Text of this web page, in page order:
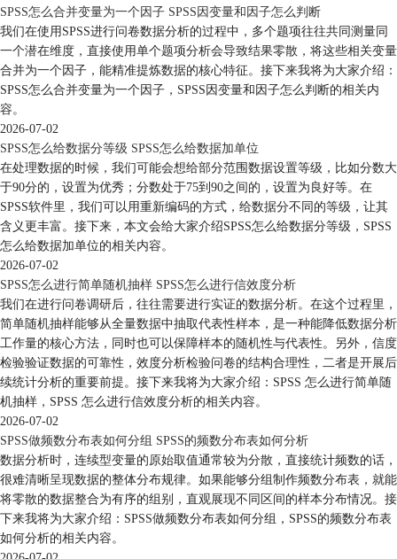
SPSS怎么合并变量为一个因子 SPSS因变量和因子怎么判断
我们在使用SPSS进行问卷数据分析的过程中，多个题项往往共同测量同
一个潜在维度，直接使用单个题项分析会导致结果零散，将这些相关变量
合并为一个因子，能精准提炼数据的核心特征。接下来我将为大家介绍：
SPSS怎么合并变量为一个因子，SPSS因变量和因子怎么判断的相关内
容。
2026-07-02
SPSS怎么给数据分等级 SPSS怎么给数据加单位
在处理数据的时候，我们可能会想给部分范围数据设置等级，比如分数大
于90分的，设置为优秀；分数处于75到90之间的，设置为良好等。在
SPSS软件里，我们可以用重新编码的方式，给数据分不同的等级，让其
含义更丰富。接下来，本文会给大家介绍SPSS怎么给数据分等级，SPSS
怎么给数据加单位的相关内容。
2026-07-02
SPSS怎么进行简单随机抽样 SPSS怎么进行信效度分析
我们在进行问卷调研后，往往需要进行实证的数据分析。在这个过程里，
简单随机抽样能够从全量数据中抽取代表性样本，是一种能降低数据分析
工作量的核心方法，同时也可以保障样本的随机性与代表性。另外，信度
检验验证数据的可靠性，效度分析检验问卷的结构合理性，二者是开展后
续统计分析的重要前提。接下来我将为大家介绍：SPSS 怎么进行简单随
机抽样，SPSS 怎么进行信效度分析的相关内容。
2026-07-02
SPSS做频数分布表如何分组 SPSS的频数分布表如何分析
数据分析时，连续型变量的原始取值通常较为分散，直接统计频数的话，
很难清晰呈现数据的整体分布规律。如果能够分组制作频数分布表，就能
将零散的数据整合为有序的组别，直观展现不同区间的样本分布情况。接
下来我将为大家介绍：SPSS做频数分布表如何分组，SPSS的频数分布表
如何分析的相关内容。